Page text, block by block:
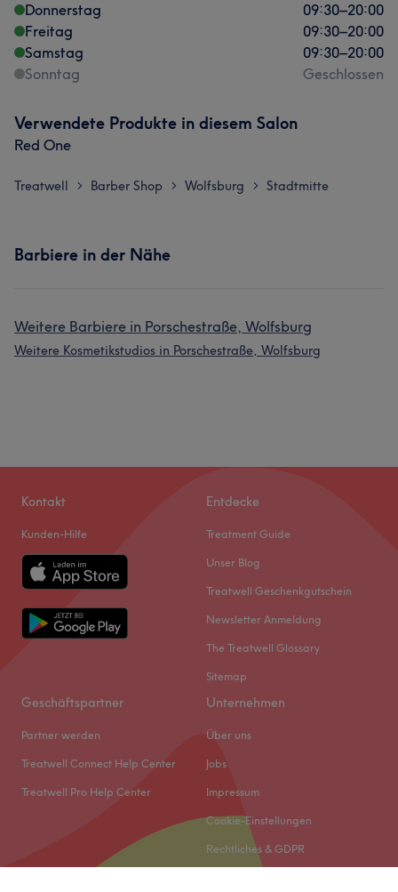
Donnerstag
09:30–20:00
Freitag
09:30–20:00
Samstag
09:30–20:00
Sonntag
Geschlossen
Verwendete Produkte in diesem Salon
Red One
Treatwell > Barber Shop > Wolfsburg > Stadtmitte
Barbiere in der Nähe
Weitere Barbiere in Porschestraße, Wolfsburg
Weitere Kosmetikstudios in Porschestraße, Wolfsburg
Kontakt
Kunden-Hilfe
Entdecke
Treatment Guide
Unser Blog
Treatwell Geschenkgutschein
Newsletter Anmeldung
The Treatwell Glossary
Sitemap
Geschäftspartner
Partner werden
Treatwell Connect Help Center
Treatwell Pro Help Center
Unternehmen
Über uns
Jobs
Impressum
Cookie-Einstellungen
Rechtliches & GDPR